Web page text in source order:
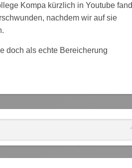
Kompa kürzlich in Youtube
nachdem wir auf sie
doch als echte Bereicherung